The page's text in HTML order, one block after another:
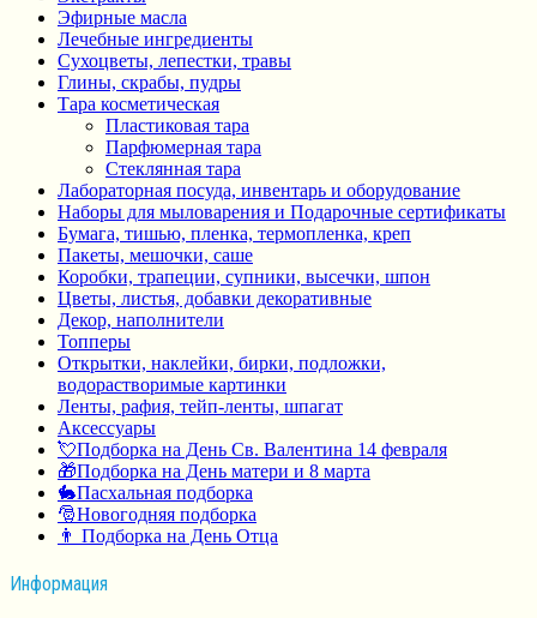
Эфирные масла
Лечебные ингредиенты
Сухоцветы, лепестки, травы
Глины, скрабы, пудры
Тара косметическая
Пластиковая тара
Парфюмерная тара
Стеклянная тара
Лабораторная посуда, инвентарь и оборудование
Наборы для мыловарения и Подарочные сертификаты
Бумага, тишью, пленка, термопленка, креп
Пакеты, мешочки, саше
Коробки, трапеции, супники, высечки, шпон
Цветы, листья, добавки декоративные
Декор, наполнители
Топперы
Открытки, наклейки, бирки, подложки,
водорастворимые картинки
Ленты, рафия, тейп-ленты, шпагат
Аксессуары
💘Подборка на День Св. Валентина 14 февраля
🎁Подборка на День матери и 8 марта
🐇Пасхальная подборка
🎅Новогодняя подборка
👨 Подборка на День Отца
Информация